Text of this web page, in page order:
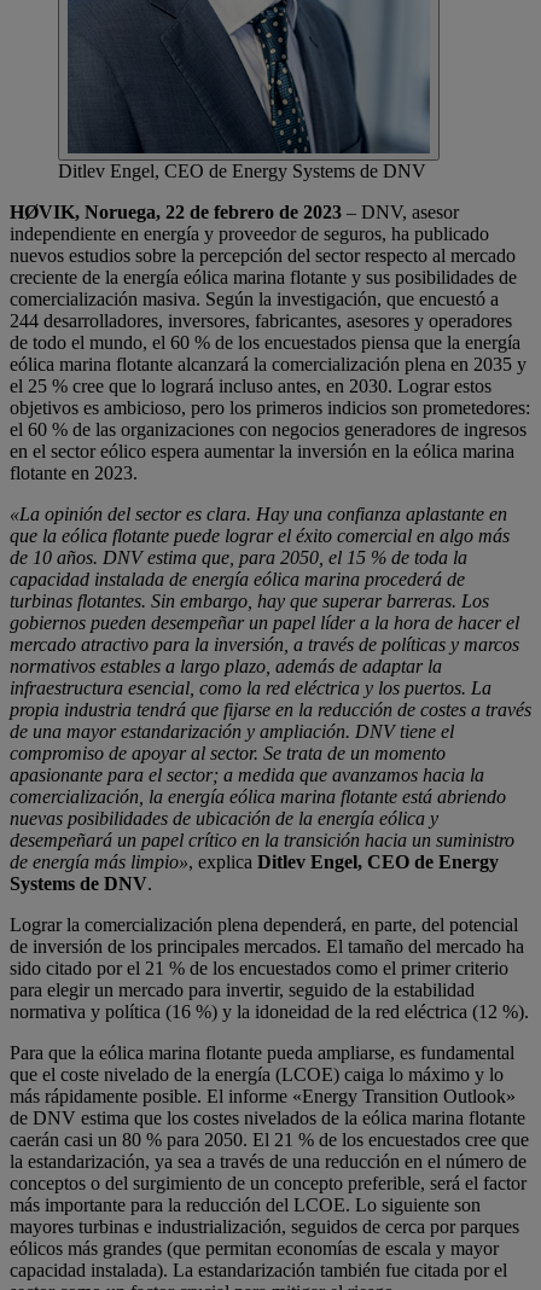
Ditlev Engel, CEO de Energy Systems de DNV
HØVIK, Noruega, 22 de febrero de 2023 – DNV, asesor
independiente en energía y proveedor de seguros, ha publicado
nuevos estudios sobre la percepción del sector respecto al mercado
creciente de la energía eólica marina flotante y sus posibilidades de
comercialización masiva. Según la investigación, que encuestó a
244 desarrolladores, inversores, fabricantes, asesores y operadores
de todo el mundo, el 60 % de los encuestados piensa que la energía
eólica marina flotante alcanzará la comercialización plena en 2035 y
el 25 % cree que lo logrará incluso antes, en 2030. Lograr estos
objetivos es ambicioso, pero los primeros indicios son prometedores:
el 60 % de las organizaciones con negocios generadores de ingresos
en el sector eólico espera aumentar la inversión en la eólica marina
flotante en 2023.
«La opinión del sector es clara. Hay una confianza aplastante en
que la eólica flotante puede lograr el éxito comercial en algo más
de 10 años. DNV estima que, para 2050, el 15 % de toda la
capacidad instalada de energía eólica marina procederá de
turbinas flotantes. Sin embargo, hay que superar barreras. Los
gobiernos pueden desempeñar un papel líder a la hora de hacer el
mercado atractivo para la inversión, a través de políticas y marcos
normativos estables a largo plazo, además de adaptar la
infraestructura esencial, como la red eléctrica y los puertos. La
propia industria tendrá que fijarse en la reducción de costes a través
de una mayor estandarización y ampliación. DNV tiene el
compromiso de apoyar al sector. Se trata de un momento
apasionante para el sector; a medida que avanzamos hacia la
comercialización, la energía eólica marina flotante está abriendo
nuevas posibilidades de ubicación de la energía eólica y
desempeñará un papel crítico en la transición hacia un suministro
de energía más limpio», explica Ditlev Engel, CEO de Energy
Systems de DNV.
Lograr la comercialización plena dependerá, en parte, del potencial
de inversión de los principales mercados. El tamaño del mercado ha
sido citado por el 21 % de los encuestados como el primer criterio
para elegir un mercado para invertir, seguido de la estabilidad
normativa y política (16 %) y la idoneidad de la red eléctrica (12 %).
Para que la eólica marina flotante pueda ampliarse, es fundamental
que el coste nivelado de la energía (LCOE) caiga lo máximo y lo
más rápidamente posible. El informe «Energy Transition Outlook»
de DNV estima que los costes nivelados de la eólica marina flotante
caerán casi un 80 % para 2050. El 21 % de los encuestados cree que
la estandarización, ya sea a través de una reducción en el número de
conceptos o del surgimiento de un concepto preferible, será el factor
más importante para la reducción del LCOE. Lo siguiente son
mayores turbinas e industrialización, seguidos de cerca por parques
eólicos más grandes (que permitan economías de escala y mayor
capacidad instalada). La estandarización también fue citada por el